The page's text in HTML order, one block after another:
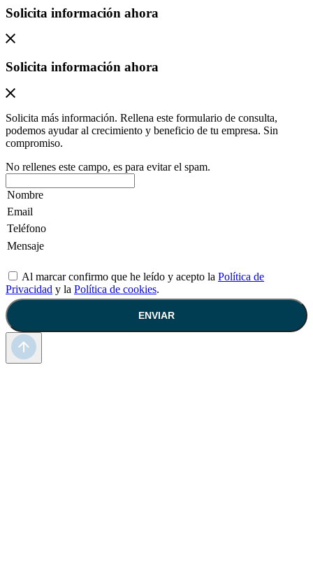
Solicita información ahora
Solicita información ahora
Solicita más información. Rellena este formulario de consulta,
podemos ayudar al crecimiento y beneficio de tu empresa. Sin
compromiso.
No rellenes este campo, es para evitar el spam.
Al marcar confirmo que he leído y acepto la Política de
Privacidad y la Política de cookies.
ENVIAR